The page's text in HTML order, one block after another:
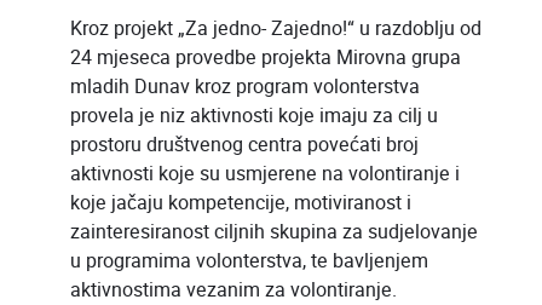
Kroz projekt „Za jedno- Zajedno!“ u razdoblju od
24 mjeseca provedbe projekta Mirovna grupa
mladih Dunav kroz program volonterstva
provela je niz aktivnosti koje imaju za cilj u
prostoru društvenog centra povećati broj
aktivnosti koje su usmjerene na volontiranje i
koje jačaju kompetencije, motiviranost i
zainteresiranost ciljnih skupina za sudjelovanje
u programima volonterstva, te bavljenjem
aktivnostima vezanim za volontiranje.